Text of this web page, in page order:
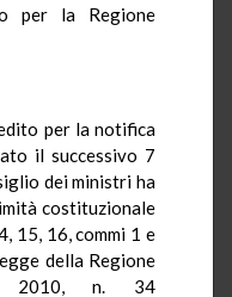
per la Regione
per la notifica
il successivo 7
dei ministri ha
costituzionale
15, 16, commi 1 e
della Regione
2010, n. 34